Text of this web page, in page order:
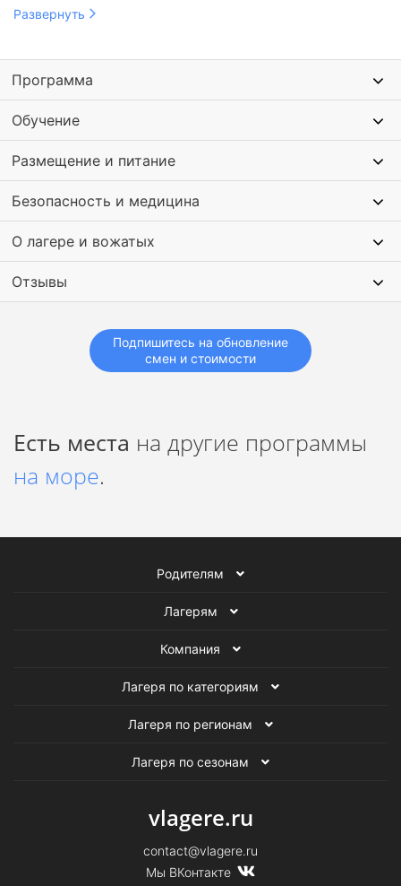
в 500 метрах от Средиземного моря и с потрясающим
творческие и научные лаборатории, концертный зал на 200
человек, просторное кафе со специальным меню
(трехразовое питание).
В нашем колледже работают лучшие преподаватели
региона, опытные воспитатели, первоклассные тренеры,
квалифицированные повара и водители.
Развернуть
Программа
Обучение
Размещение и питание
Безопасность и медицина
О лагере и вожатых
Отзывы
Подпишитесь на обновление
смен и стоимости
Есть места на другие программы
на море.
Родителям
Лагерям
Компания
Лагеря по категориям
Лагеря по регионам
Лагеря по сезонам
vlagere.ru
contact@vlagere.ru
Мы ВКонтакте